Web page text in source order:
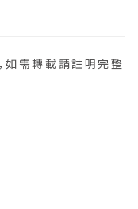
需轉載請註明完整